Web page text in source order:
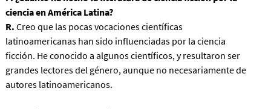
ciencia en América Latina?
R. Creo que las pocas vocaciones científicas
latinoamericanas han sido influenciadas por la ciencia
ficción. He conocido a algunos científicos, y resultaron ser
grandes lectores del género, aunque no necesariamente de
autores latinoamericanos.